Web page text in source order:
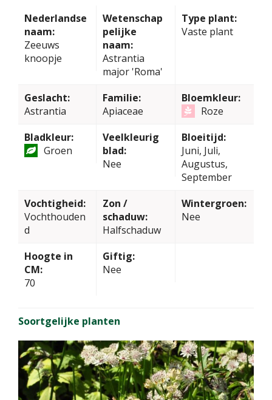
Nederlandse
naam:
Zeeuws
knoopje
Wetenschap
pelijke
naam:
Astrantia
major 'Roma'
Type plant:
Vaste plant
Geslacht:
Astrantia
Familie:
Apiaceae
Bloemkleur:
Roze
Bladkleur:
Groen
Veelkleurig
blad:
Nee
Bloeitijd:
Juni, Juli,
Augustus,
September
Vochtigheid:
Vochthouden
d
Zon /
schaduw:
Halfschaduw
Wintergroen:
Nee
Hoogte in
CM:
70
Giftig:
Nee
Soortgelijke planten